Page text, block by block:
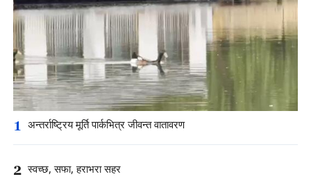
1 अन्तर्राष्ट्रिय मूर्ति पार्कभित्र जीवन्त वातावरण
2 स्वच्छ, सफा, हराभरा सहर